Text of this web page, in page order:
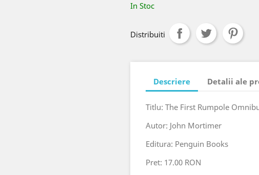
In Stoc
Distribuiti
Descriere Detalii ale
Titlu: The First Rumpole
Autor: John Mortimer
Editura: Penguin Books
Pret: 17.00 RON